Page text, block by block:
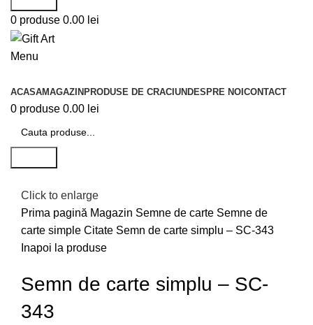
0 produse 0.00 lei
Menu
ACASAMAGAZINPRODUSE DE CRACIUNDESPRE NOICONTACT
0 produse 0.00 lei
Click to enlarge
Prima pagină Magazin Semne de carte Semne de
carte simple Citate Semn de carte simplu – SC-343
Inapoi la produse
Semn de carte simplu – SC-
343